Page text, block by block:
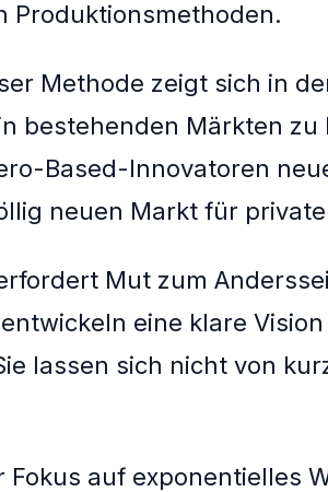
Produktionsmethoden.
Methode zeigt sich in
bestehenden Märkten zu
Based-Innovatoren
neuen Markt für
Mut zum
eine klare
lassen sich nicht von
Fokus auf exponentielles